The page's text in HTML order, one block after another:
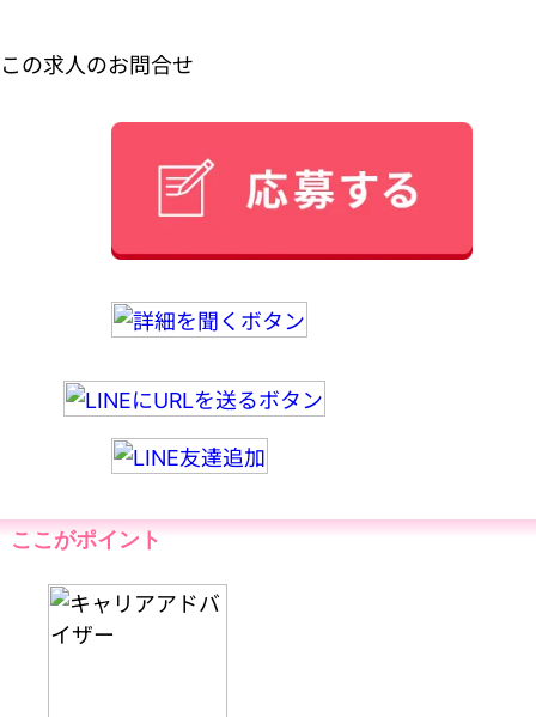
この求人のお問合せ
ここがポイント